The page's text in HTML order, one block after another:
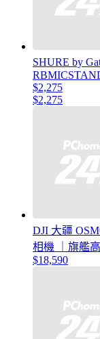
SHURE by
$2,275
$2,275
DJI 大疆
相機 ｜旗艦
$18,590